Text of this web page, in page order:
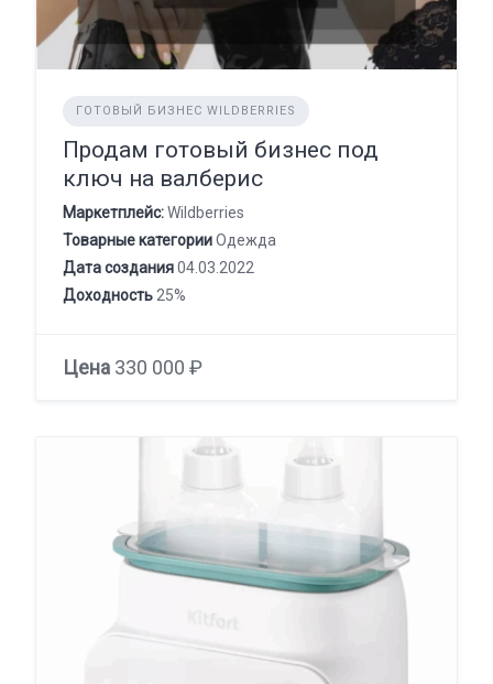
ГОТОВЫЙ БИЗНЕС WILDBERRIES
Продам готовый бизнес под
ключ на валберис
Маркетплейс:Wildberries
Товарные категорииОдежда
Дата создания04.03.2022
Доходность 25%
Цена 330 000 ₽